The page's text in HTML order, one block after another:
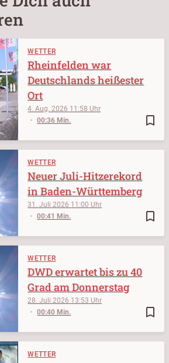
WETTER
bookmark_border
4. Aug. 2026 11:58
00:36 Min.
Rheinfelden war
Deutschlands heißester
Ort
WETTER
bookmark_border
31. Juli 2026 11:00
00:41 Min.
Neuer Juli-Hitzerekord
in Baden-Württemberg
WETTER
bookmark_border
28. Juli 2026 13:53
00:40 Min.
DWD erwartet bis zu 40
Grad am Donnerstag
WETTER